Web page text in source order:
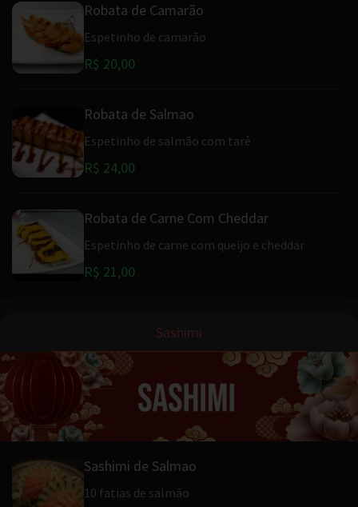
Robata de Camarão
Espetinho de camarão
R$ 20,00
Robata de Salmao
Espetinho de salmão com tarê
R$ 24,00
Robata de Carne Com Cheddar
Espetinho de carne com queijo e cheddar
R$ 21,00
Sashimi
Sashimi de Salmao
10 fatias de salmão